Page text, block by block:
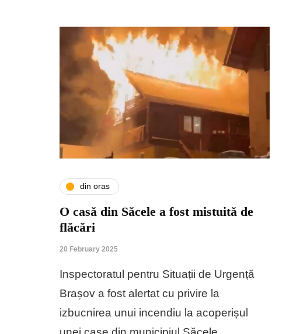
din oras
O casă din Săcele a fost mistuită de
flăcări
20 February 2025
Inspectoratul pentru Situații de Urgență
Brașov a fost alertat cu privire la
izbucnirea unui incendiu la acoperișul